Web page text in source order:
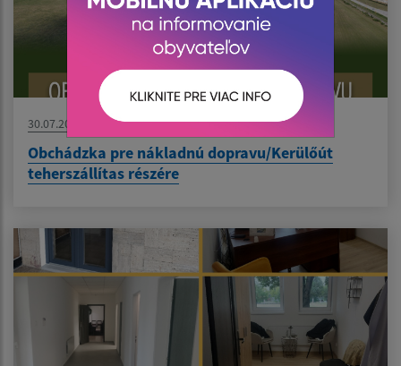
30.07.2026
Obchádzka pre nákladnú dopravu/Kerülőút
teherszállítas részére